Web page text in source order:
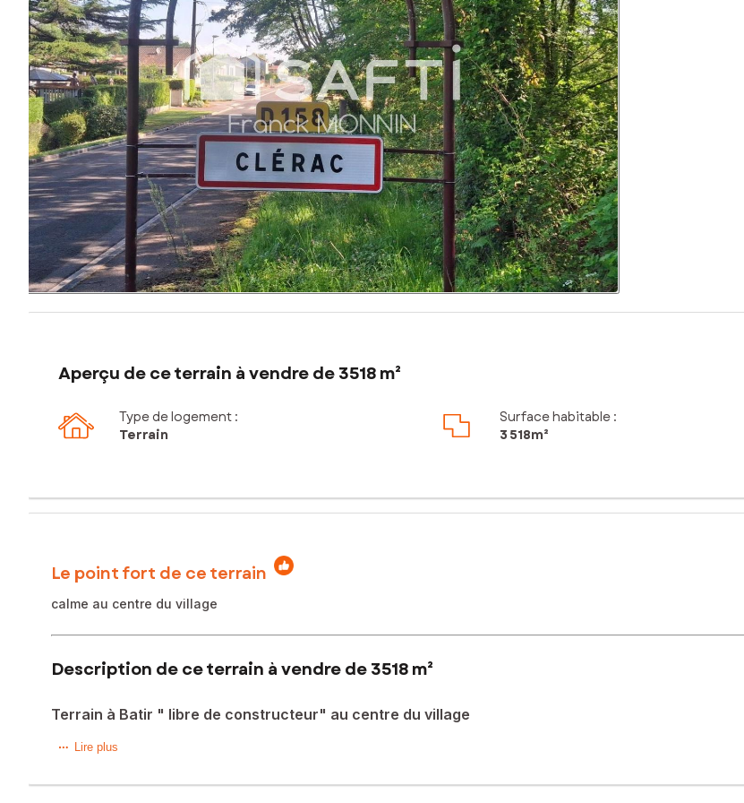
Aperçu de ce terrain à vendre de 3518 m²
Type de logement :
Terrain
Surface habitable :
3 518m²
Le point fort de ce terrain
calme au centre du village
Description de ce terrain à vendre de 3518 m²
Terrain à Batir " libre de constructeur" au centre du village
Situé dans la charmante commune de Clérac (17270), ce terrain de 3518 m² offre un cadre de vie paisible au cœur
la journée, offrant un environnement propice à la détente et au bien-être.
Lire plus